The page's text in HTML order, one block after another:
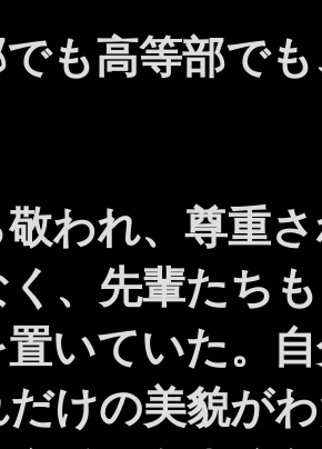
も高等部で
われ、尊重
、先輩たち
いていた。
だけの美貌が